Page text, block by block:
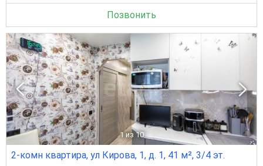
Позвонить
1 из 10
2-комн квартира, ул Кирова, 1, д. 1, 41 м², 3/4 эт.